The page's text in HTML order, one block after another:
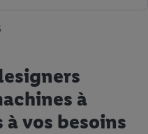
à
vos besoins